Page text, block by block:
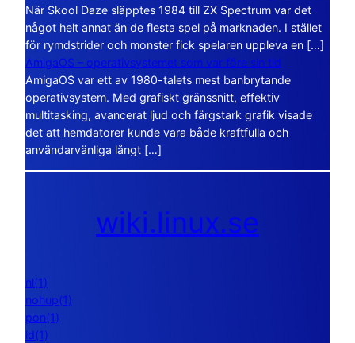
När Skool Daze släpptes 1984 till ZX Spectrum var det
något helt annat än de flesta spel på marknaden. I stället
för rymdstrider och monster fick spelaren uppleva en […]
AmigaOS – operativsystemet som var före sin tid
AmigaOS var ett av 1980-talets mest banbrytande
operativsystem. Med grafiskt gränssnitt, effektiv
multitasking, avancerat ljud och färgstark grafik visade
det att hemdatorer kunde vara både kraftfulla och
användarvänliga långt […]
wiki.linux.se
nl(1)
nohup(1)
pon(1)
ld(1)